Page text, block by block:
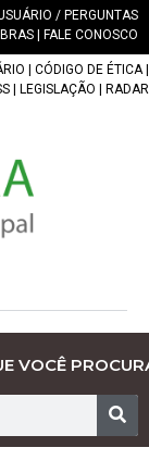
/ PERGUNTAS
FALE CONOSCO
CÓDIGO DE ÉTICA|
LEGISLAÇÃO RADAR
VOCÊ